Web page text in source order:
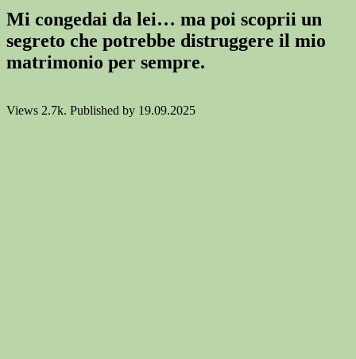
Mi congedai da lei… ma poi scoprii un
segreto che potrebbe distruggere il mio
matrimonio per sempre.
Views 2.7k. Published by 19.09.2025